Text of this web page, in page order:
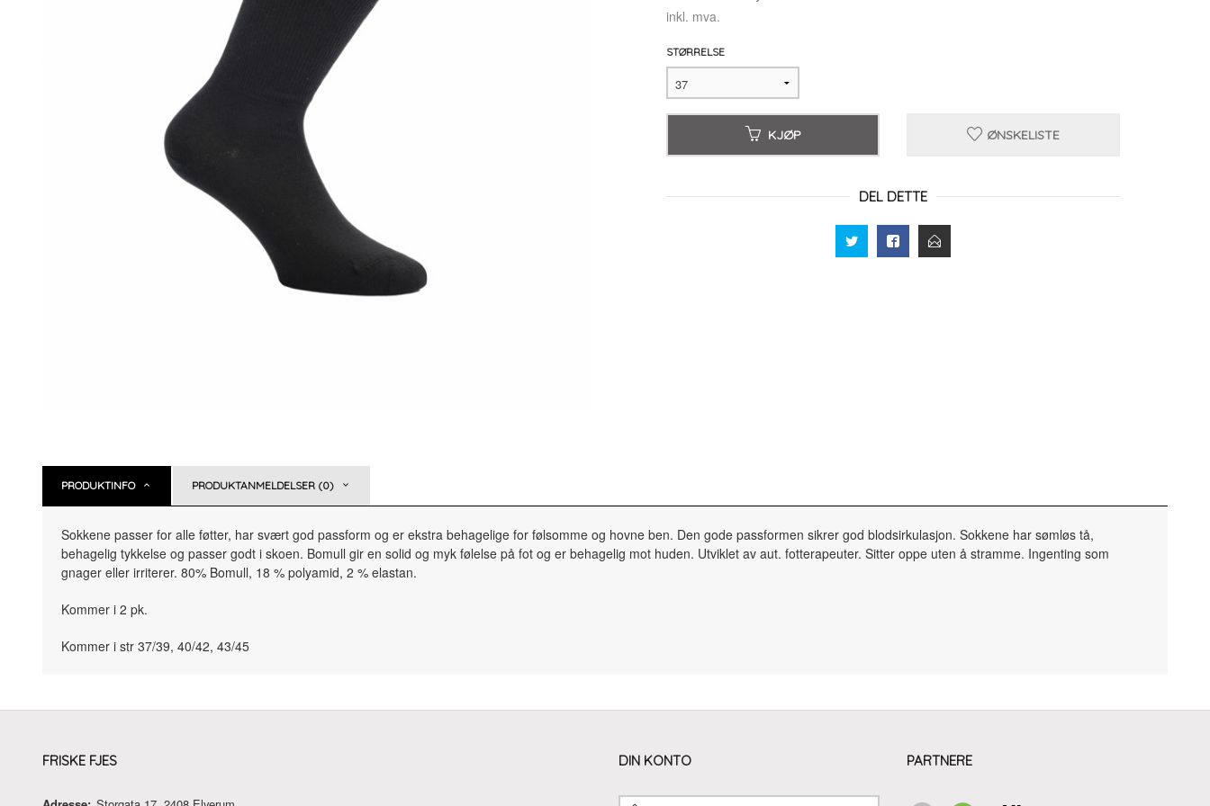
inkl. mva.
STØRRELSE
KJØP ØNSKELISTE
DEL DETTE
PRODUKTINFO PRODUKTANMELDELSER (0)
Sokkene passer for alle føtter, har svært god passform og er ekstra behagelige for følsomme og hovne ben. Den gode passformen sikrer god blodsirkulasjon. Sokkene har sømløs tå,
behagelig tykkelse og passer godt i skoen. Bomull gir en solid og myk følelse på fot og er behagelig mot huden. Utviklet av aut. fotterapeuter. Sitter oppe uten å stramme. Ingenting som
gnager eller irriterer. 80% Bomull, 18 % polyamid, 2 % elastan.
Kommer i 2 pk.
Kommer i str 37/39, 40/42, 43/45
FRISKE FJES DIN KONTO PARTNERE